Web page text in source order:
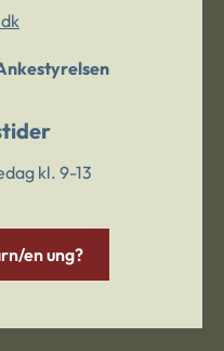
kl. 9-13
en ung?